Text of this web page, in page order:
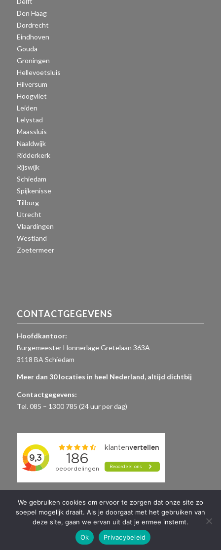
Den Haag
Dordrecht
Eindhoven
Gouda
Groningen
Hellevoetsluis
Hilversum
Hoogvliet
Leiden
Lelystad
Maassluis
Naaldwijk
Ridderkerk
Rijswijk
Schiedam
Spijkenisse
Tilburg
Utrecht
Vlaardingen
Westland
Zoetermeer
CONTACTGEGEVENS
Hoofdkantoor:
Burgemeester Honnerlage Gretelaan 363A
3118 BA Schiedam
Meer dan 30 locaties in heel Nederland, altijd dichtbij
Contactgegevens:
Tel. 085 – 1300 785 (24 uur per dag)
© Copyright 2014-2019 Begrafenisondernemer
We gebruiken cookies om ervoor te zorgen dat onze site zo
soepel mogelijk draait. Als je doorgaat met het gebruiken van
deze site, gaan we ervan uit dat je ermee instemt.
Ok
Privacybeleid